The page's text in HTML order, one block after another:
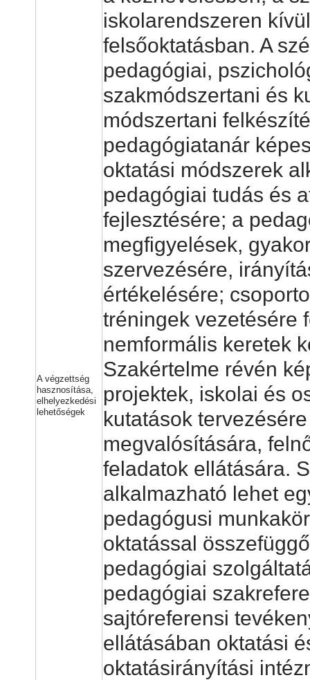
A végzettség
hasznosítása,
elhelyezkedési
lehetőségek
iskolarendszeren
felsőoktatásban. A
pedagógiai,
szakmódszertani és
módszertani
pedagógiatanár
oktatási módszerek
pedagógiai tudás és
fejlesztésére; a
megfigyelések,
szervezésére,
értékelésére;
tréningek vezetésére
nemformális keretek
Szakértelme révén
projektek, iskolai és
kutatások
megvalósítására,
feladatok ellátására.
alkalmazható lehet
pedagógusi
oktatással
pedagógiai
pedagógiai
sajtóreferensi
ellátásában oktatási
oktatásirányítási